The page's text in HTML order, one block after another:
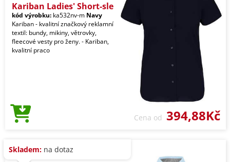
Kariban Ladies' Short-sle
kód výrobku: ka532nv-m Navy
Kariban - kvalitní značkový reklamní
textil: bundy, mikiny, větrovky,
fleecové vesty pro ženy. - Kariban,
kvalitní praco
Cena od 394,88Kč
Skladem: na dotaz